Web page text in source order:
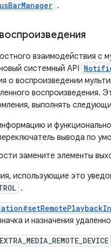
.
взаимодействия с
системный API
о воспроизведении
воспроизведения.
выполнять
и
вывода по
замените элементы
использующие это
.
и назначения